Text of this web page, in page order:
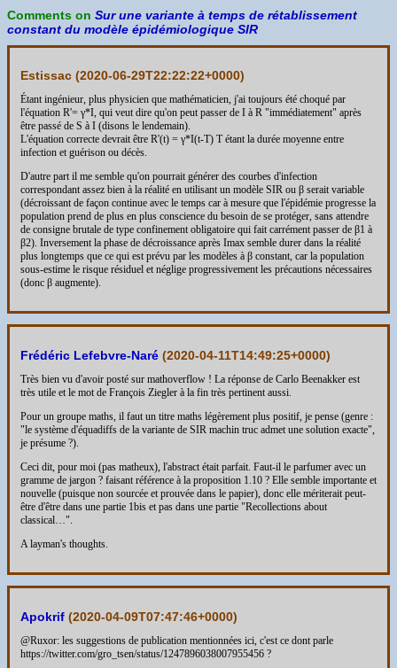
Comments on Sur une variante à temps de rétablissement
constant du modèle épidémiologique SIR
Estissac (2020-06-29T22:22:22+0000)
Étant ingénieur, plus physicien que mathématicien, j'ai toujours été choqué par
l'équation R'= γ*I, qui veut dire qu'on peut passer de I à R "immédiatement" après
être passé de S à I (disons le lendemain).
L'équation correcte devrait être R'(t) = γ*I(t-T) T étant la durée moyenne entre
infection et guérison ou décès.
D'autre part il me semble qu'on pourrait générer des courbes d'infection
correspondant assez bien à la réalité en utilisant un modèle SIR ou β serait variable
(décroissant de façon continue avec le temps car à mesure que l'épidémie progresse la
population prend de plus en plus conscience du besoin de se protéger, sans attendre
de consigne brutale de type confinement obligatoire qui fait carrément passer de β1 à
β2). Inversement la phase de décroissance après Imax semble durer dans la réalité
plus longtemps que ce qui est prévu par les modèles à β constant, car la population
sous-estime le risque résiduel et néglige progressivement les précautions nécessaires
(donc β augmente).
Frédéric Lefebvre-Naré (2020-04-11T14:49:25+0000)
Très bien vu d'avoir posté sur mathoverflow ! La réponse de Carlo Beenakker est
très utile et le mot de François Ziegler à la fin très pertinent aussi.
Pour un groupe maths, il faut un titre maths légèrement plus positif, je pense (genre :
"le système d'équadiffs de la variante de SIR machin truc admet une solution exacte",
je présume ?).
Ceci dit, pour moi (pas matheux), l'abstract était parfait. Faut-il le parfumer avec un
gramme de jargon ? faisant référence à la proposition 1.10 ? Elle semble importante et
nouvelle (puisque non sourcée et prouvée dans le papier), donc elle mériterait peut-
être d'être dans une partie 1bis et pas dans une partie "Recollections about
classical…".
A layman's thoughts.
Apokrif (2020-04-09T07:47:46+0000)
@Ruxor: les suggestions de publication mentionnées ici, c'est ce dont parle
https://twitter.com/gro_tsen/status/1247896038007955456 ?